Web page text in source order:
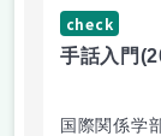
check
手話入門
国際関係学